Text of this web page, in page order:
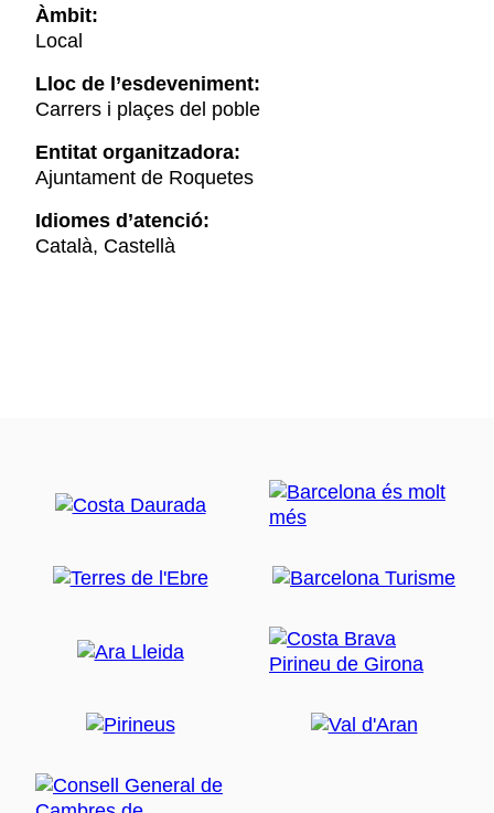
Àmbit:
Local
Lloc de l’esdeveniment:
Carrers i plaçes del poble
Entitat organitzadora:
Ajuntament de Roquetes
Idiomes d’atenció:
Català, Castellà